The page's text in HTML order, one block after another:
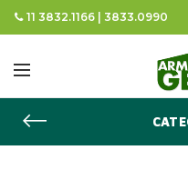
11 3832.1166 | 3833.0990